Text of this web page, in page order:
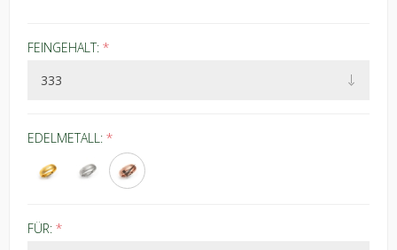
FEINGEHALT: *
EDELMETALL: *
FÜR: *